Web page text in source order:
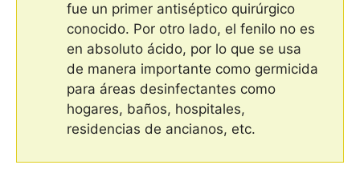
fue un primer antiséptico quirúrgico
conocido. Por otro lado, el fenilo no es
en absoluto ácido, por lo que se usa
de manera importante como germicida
para áreas desinfectantes como
hogares, baños, hospitales,
residencias de ancianos, etc.